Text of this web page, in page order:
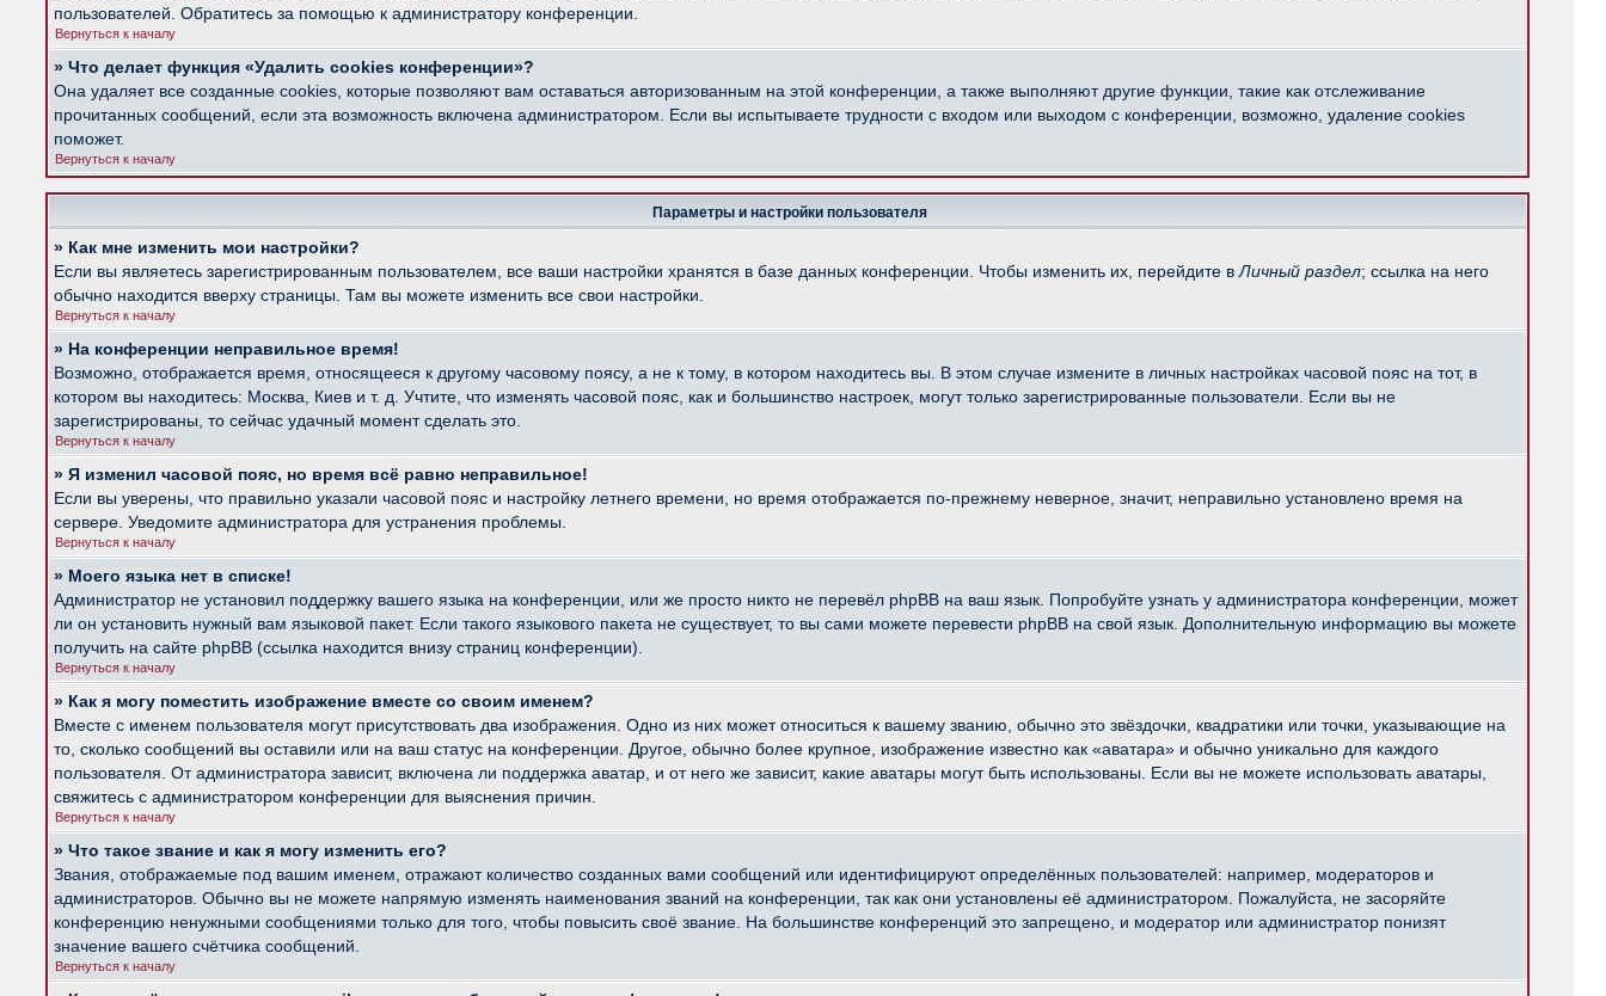
пользователей. Обратитесь за помощью к администратору конференции.
Вернуться к началу
» Что делает функция «Удалить cookies конференции»?
Она удаляет все созданные cookies, которые позволяют вам оставаться авторизованным на этой конференции, а также выполняют другие функции, такие как отслеживание
прочитанных сообщений, если эта возможность включена администратором. Если вы испытываете трудности с входом или выходом с конференции, возможно, удаление cookies
поможет.
Вернуться к началу
Параметры и настройки пользователя
» Как мне изменить мои настройки?
Если вы являетесь зарегистрированным пользователем, все ваши настройки хранятся в базе данных конференции. Чтобы изменить их, перейдите в Личный раздел; ссылка на него
обычно находится вверху страницы. Там вы можете изменить все свои настройки.
Вернуться к началу
» На конференции неправильное время!
Возможно, отображается время, относящееся к другому часовому поясу, а не к тому, в котором находитесь вы. В этом случае измените в личных настройках часовой пояс на тот, в
котором вы находитесь: Москва, Киев и т. д. Учтите, что изменять часовой пояс, как и большинство настроек, могут только зарегистрированные пользователи. Если вы не
зарегистрированы, то сейчас удачный момент сделать это.
Вернуться к началу
» Я изменил часовой пояс, но время всё равно неправильное!
Если вы уверены, что правильно указали часовой пояс и настройку летнего времени, но время отображается по-прежнему неверное, значит, неправильно установлено время на
сервере. Уведомите администратора для устранения проблемы.
Вернуться к началу
» Моего языка нет в списке!
Администратор не установил поддержку вашего языка на конференции, или же просто никто не перевёл phpBB на ваш язык. Попробуйте узнать у администратора конференции, может
ли он установить нужный вам языковой пакет. Если такого языкового пакета не существует, то вы сами можете перевести phpBB на свой язык. Дополнительную информацию вы можете
получить на сайте phpBB (ссылка находится внизу страниц конференции).
Вернуться к началу
» Как я могу поместить изображение вместе со своим именем?
Вместе с именем пользователя могут присутствовать два изображения. Одно из них может относиться к вашему званию, обычно это звёздочки, квадратики или точки, указывающие на
то, сколько сообщений вы оставили или на ваш статус на конференции. Другое, обычно более крупное, изображение известно как «аватара» и обычно уникально для каждого
пользователя. От администратора зависит, включена ли поддержка аватар, и от него же зависит, какие аватары могут быть использованы. Если вы не можете использовать аватары,
свяжитесь с администратором конференции для выяснения причин.
Вернуться к началу
» Что такое звание и как я могу изменить его?
Звания, отображаемые под вашим именем, отражают количество созданных вами сообщений или идентифицируют определённых пользователей: например, модераторов и
администраторов. Обычно вы не можете напрямую изменять наименования званий на конференции, так как они установлены её администратором. Пожалуйста, не засоряйте
конференцию ненужными сообщениями только для того, чтобы повысить своё звание. На большинстве конференций это запрещено, и модератор или администратор понизят
значение вашего счётчика сообщений.
Вернуться к началу